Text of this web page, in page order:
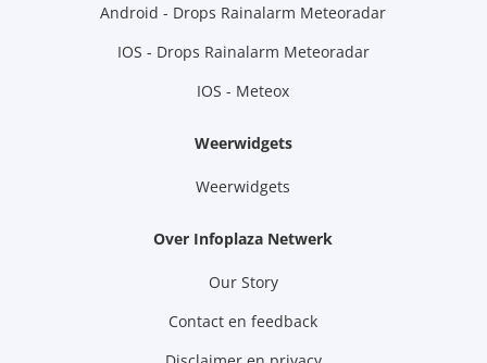
Android - Drops Rainalarm Meteoradar
IOS - Drops Rainalarm Meteoradar
IOS - Meteox
Weerwidgets
Weerwidgets
Over Infoplaza Netwerk
Our Story
Contact en feedback